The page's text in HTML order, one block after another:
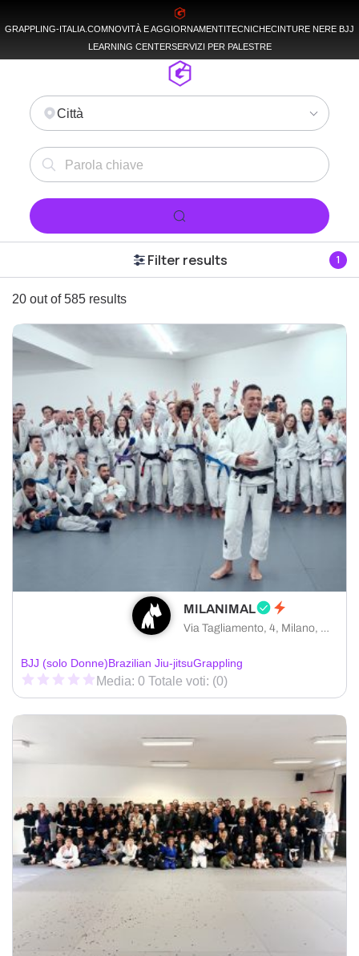
GRAPPLING-ITALIA.COMNOVITÀ E AGGIORNAMENTITECNICHECINTURE NERE BJJ
LEARNING CENTERSERVIZI PER PALESTRE
Città
Filter results 1
20 out of 585 results
MILANIMAL
Via Tagliamento, 4, Milano, MI
BJJ (solo Donne)Brazilian Jiu-jitsuGrappling
Media: 0 Totale voti: (0)